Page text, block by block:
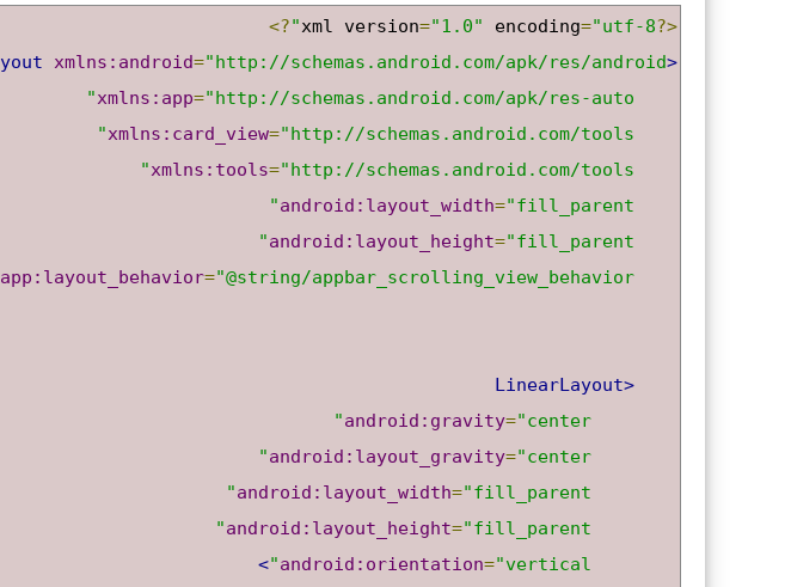
<?
xml version="1.0" encoding="utf-8"
?>
<RelativeLayout
xmlns:android="http://schemas.android.com/apk/res/android"
xmlns:app="http://schemas.android.com/apk/res-auto"
xmlns:card_view="http://schemas.android.com/tools"
xmlns:tools="http://schemas.android.com/tools"
android:layout_width="fill_parent"
android:layout_height="fill_parent"
app:layout_behavior="@string/appbar_scrolling_view_behavior"
<LinearLayout
android:gravity="center"
android:layout_gravity="center"
android:layout_width="fill_parent"
android:layout_height="fill_parent"
android:orientation="vertical"
>